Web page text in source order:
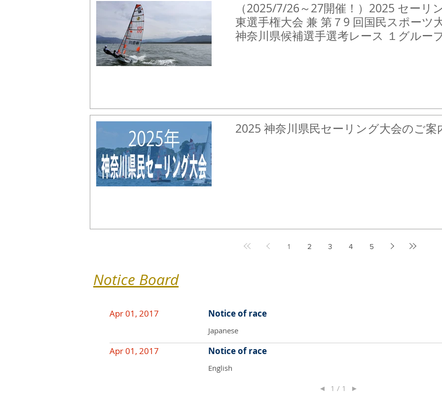
（2025/7/26～27開催！）2025 セーリ
東選手権大会 兼 第７9 回国民スポーツ
神奈川県候補選手選考レース １グル
2025 神奈川県民セーリング大会のご案
1 2 3 4 5
Notice Board
Apr 01, 2017 Notice of race
Japanese
Apr 01, 2017 Notice of race
English
◄ 1 / 1 ►